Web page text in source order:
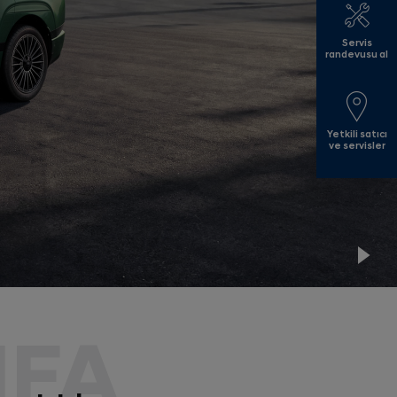
Servis
randevusu al
Yetkili satıcı
ve servisler